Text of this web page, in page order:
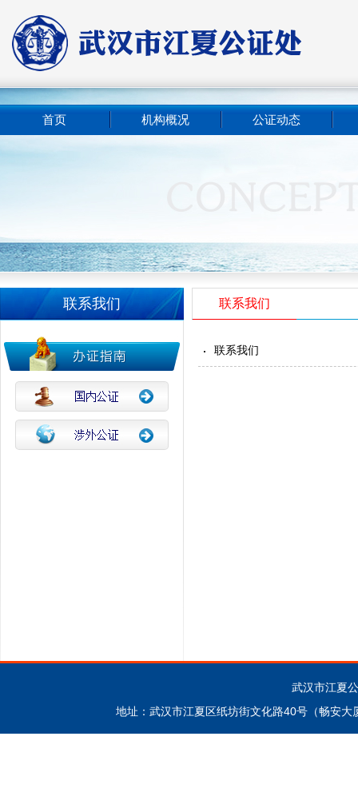
首页 机构概况 公证动态
联系我们 联系我们
联系我们
武汉市江夏
地址：武汉市江夏区纸坊街文化路40号（畅安